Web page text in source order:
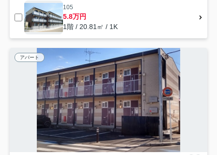
105
5.8万円
1階 / 20.81㎡ / 1K
アパート